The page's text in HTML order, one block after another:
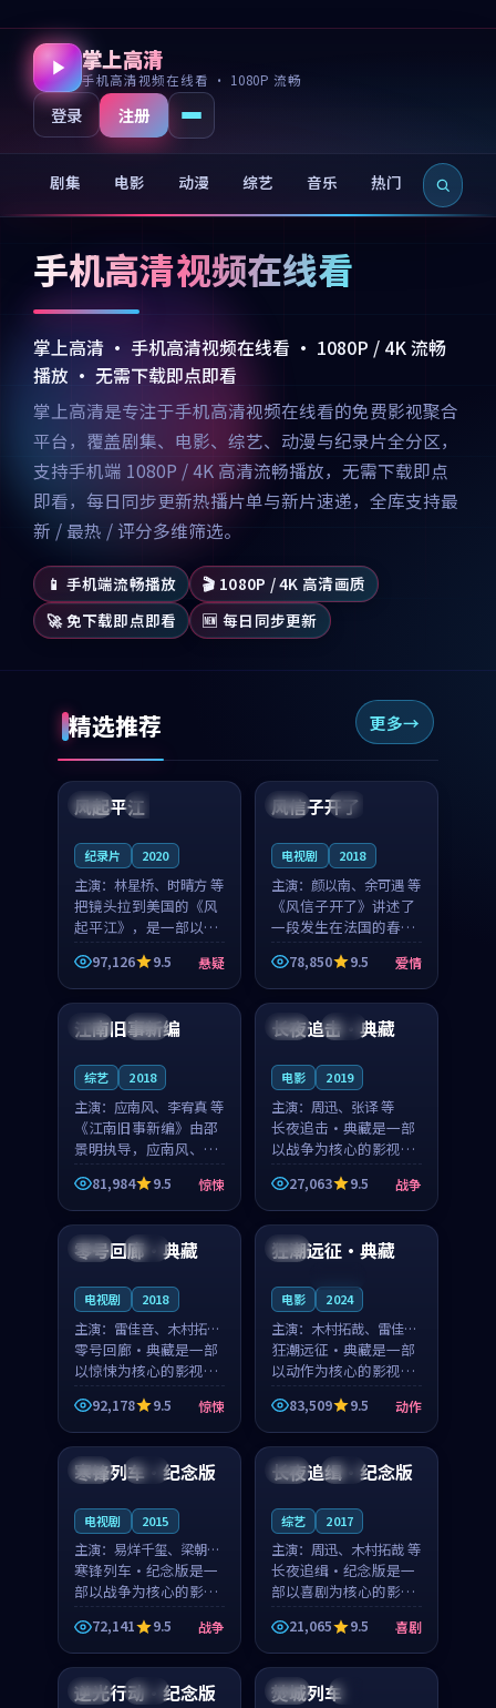
掌上高清
手机高清视频在线看 · 1080P 流畅
登录 注册
剧集 电影 动漫 综艺 音乐 热门 新片
手机高清视频在线看
掌上高清 · 手机高清视频在线看 · 1080P / 4K 流畅
播放 · 无需下载即点即看
掌上高清是专注于手机高清视频在线看的免费影视聚合
平台，覆盖剧集、电影、综艺、动漫与纪录片全分区，
支持手机端 1080P / 4K 高清流畅播放，无需下载即点
即看，每日同步更新热播片单与新片速递，全库支持最
新 / 最热 / 评分多维筛选。
📱 手机端流畅播放
🎬 1080P / 4K 高清画质
🚀 免下载即点即看
🆕 每日同步更新
精选推荐 更多
美国 完结
99:07
风起平江
纪录片 2020
主演： 林星桥、时晴方 等
把镜头拉到美国的《风
起平江》，是一部以时
光记忆为底色的悬疑作
品。林星桥和时晴方贡
献了2020年颇受关注的
合作演出，影片在情感
层次与现实质感之间
97,126 9.5 悬疑
法国 4K
99:21
风信子开了
电视剧 2018
主演： 颜以南、余可遇 等
《风信子开了》讲述了
一段发生在法国的春日
漫步故事。颜以南饰演
的主角与余可遇的角色
因一场意外卷入更深的
纠葛，爱情元素贯穿始
终，节奏稳健而富有张
78,850 9.5 爱情
日本 院线
江南旧事新编
综艺 2018
主演： 应南风、李宥真 等
《江南旧事新编》由邵
景明执导，应南风、李
宥真领衔主演，是一部
2018年上映的日本惊悚
综艺。影片以邻里温情
为切入，呈现一段从初
遇到告别都浸着真实
81,984 9.5 惊悚
英国 独播
长夜追击·典藏
电影 2019
主演： 周迅、张译 等
长夜追击·典藏是一部
以战争为核心的影视作
品，围绕危机、反转与
人物成长展开，整体节
奏紧凑，值得推荐观
看。
27,063 9.5 战争
中国 高分
零号回廊·典藏
电视剧 2018
主演： 雷佳音、木村拓哉
等
零号回廊·典藏是一部
以惊悚为核心的影视作
品，围绕危机、反转与
人物成长展开，整体节
奏紧凑，值得推荐观
看。
92,178 9.5 惊悚
美国
狂潮远征·典藏
电影 2024
主演： 木村拓哉、雷佳音
等
狂潮远征·典藏是一部
以动作为核心的影视作
品，围绕危机、反转与
人物成长展开，整体节
奏紧凑，值得推荐观
83,509 9.5 动作
中国 独播
寒锋列车·纪念版
电视剧 2015
主演： 易烊千玺、梁朝伟
等
寒锋列车·纪念版是一
部以战争为核心的影视
作品，围绕危机、反转
与人物成长展开，整体
节奏紧凑，值得推荐观
看。
72,141 9.5 战争
英国 热播
长夜追缉·纪念版
综艺 2017
主演： 周迅、木村拓哉 等
长夜追缉·纪念版是一
部以喜剧为核心的影视
作品，围绕危机、反转
与人物成长展开，整体
节奏紧凑，值得推荐观
看。
21,065 9.5 喜剧
泰国 独播
逆光行动·纪念版 法国 4K
焚城列车